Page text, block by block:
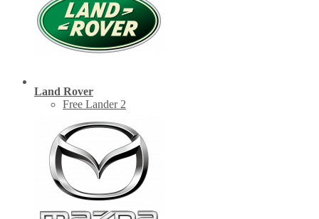
Land Rover
Free Lander 2